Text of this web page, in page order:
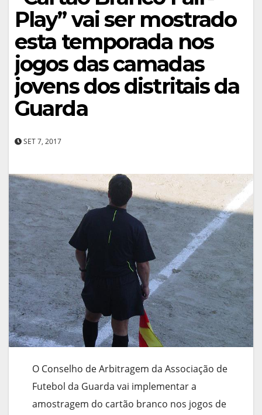
Play” vai ser mostrado
esta temporada nos
jogos das camadas
jovens dos distritais da
Guarda
SET 7, 2017
O Conselho de Arbitragem da Associação de
Futebol da Guarda vai implementar a
amostragem do cartão branco nos jogos de